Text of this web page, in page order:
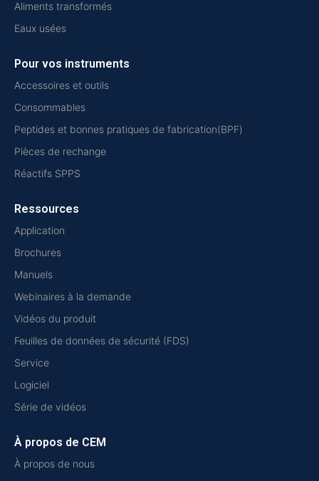
Aliments transformés
Eaux usées
Pour vos instruments
Accessoires et outils
Consommables
Peptides et bonnes pratiques de fabrication(BPF)
Pièces de rechange
Réactifs SPPS
Ressources
Application
Brochures
Manuels
Webinaires à la demande
Vidéos du produit
Feuilles de données de sécurité (FDS)
Service
Logiciel
Série de vidéos
À propos de CEM
À propos de nous